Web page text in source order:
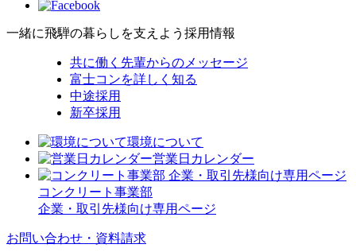
一緒に飛騨の暮らしを支えよう 採用情報
共に働く先輩からのメッセージ
富士コンを詳しく知る
中途採用
新卒採用
環境について
営業日カレンダー
コンクリート事業部
企業・取引先様向け専用ページ
お問い合わせ・資料請求